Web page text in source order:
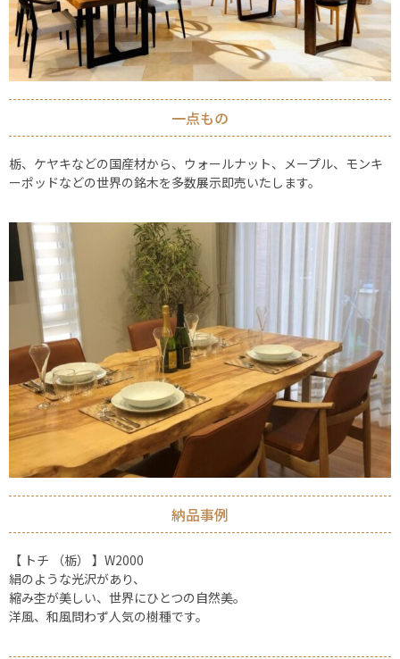
一点もの
栃、ケヤキなどの国産材から、ウォールナット、メープル、モンキ
ーポッドなどの世界の銘木を多数展示即売いたします。
納品事例
【 トチ （栃） 】W2000
絹のような光沢があり、
縮み杢が美しい、世界にひとつの自然美。
洋風、和風問わず人気の樹種です。